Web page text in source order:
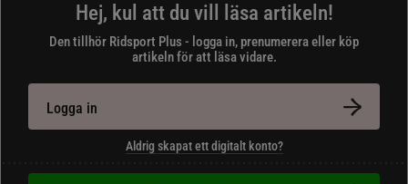
Hej, kul att du vill läsa artikeln!
Den tillhör Ridsport Plus - logga in, prenumerera eller köp
artikeln för att läsa vidare.
Logga in
Aldrig skapat ett digitalt konto?